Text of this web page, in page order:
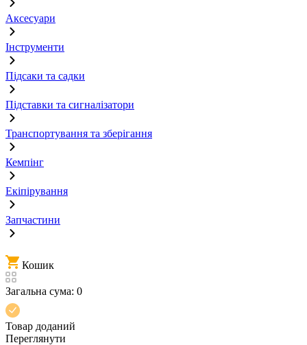
Аксесуари
Інструменти
Підсаки та садки
Підставки та сигналізатори
Транспортування та зберігання
Кемпінг
Екіпірування
Запчастини
Кошик
Загальна сума: 0
Товар доданий
Переглянути